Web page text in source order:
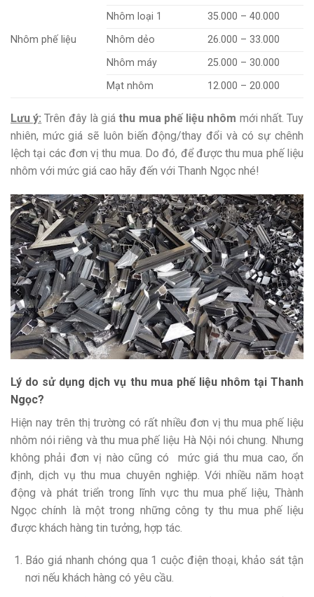
Nhôm phế liệu
Nhôm loại 1
35.000 – 40.000
Nhôm dẻo
26.000 – 33.000
Nhôm máy
25.000 – 30.000
Mạt nhôm
12.000 – 20.000
Lưu ý: Trên đây là giáthu mua phế liệu nhôm mới nhất. Tuy
nhiên, mức giá sẽ luôn biến động/thay đổi và có sự chênh
lệch tại các đơn vị thu mua. Do đó, để được thu mua phế liệu
nhôm với mức giá cao hãy đến với Thanh Ngọc nhé!
Lý do sử dụng dịch vụ thu mua phế liệu nhôm tại Thanh
Ngọc?
Hiện nay trên thị trường có rất nhiều đơn vị thu mua phế liệu
nhôm nói riêng và thu mua phế liệu Hà Nội nói chung. Nhưng
không phải đơn vị nào cũng có mức giá thu mua cao, ổn
định, dịch vụ thu mua chuyên nghiệp. Với nhiều năm hoạt
động và phát triển trong lĩnh vực thu mua phế liệu, Thành
Ngọc chính là một trong những công ty thu mua phế liệu
được khách hàng tin tưởng, hợp tác.
Báo giá nhanh chóng qua 1 cuộc điện thoại, khảo sát tận
nơi nếu khách hàng có yêu cầu.